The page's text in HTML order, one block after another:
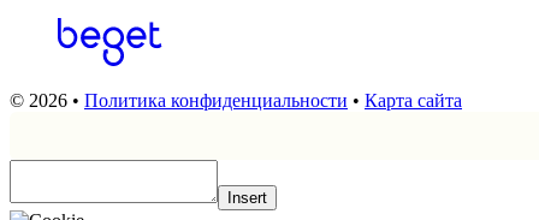
© 2026 • Политика конфиденциальности • Карта сайта
Insert